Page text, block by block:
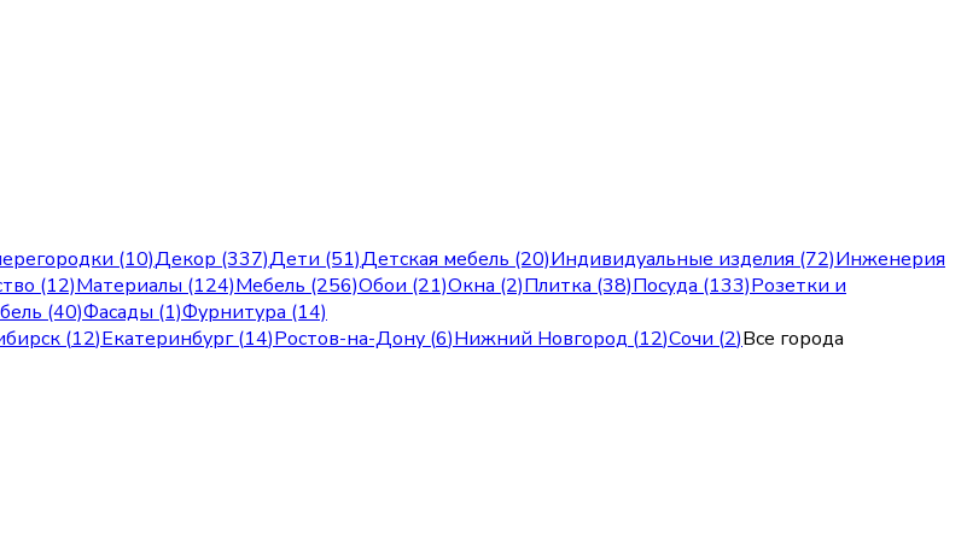
(10)Декор (337)Дети (51)Детская мебель (20)Индивидуальные изделия (72)Инженерия
(12)Материалы (124)Мебель (256)Обои (21)Окна (2)Плитка (38)Посуда (133)Розетки и
(40)Фасады (1)Фурнитура (14)
(12)Екатеринбург(14)Ростов-на-Дону (6)Нижний Новгород (12)Сочи (2)Все города